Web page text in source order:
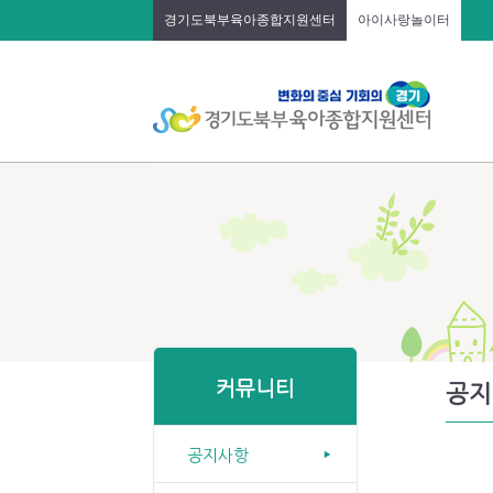
경기도북부육아종합지원센터 아이사랑놀이터
커뮤니티
공지사항
공